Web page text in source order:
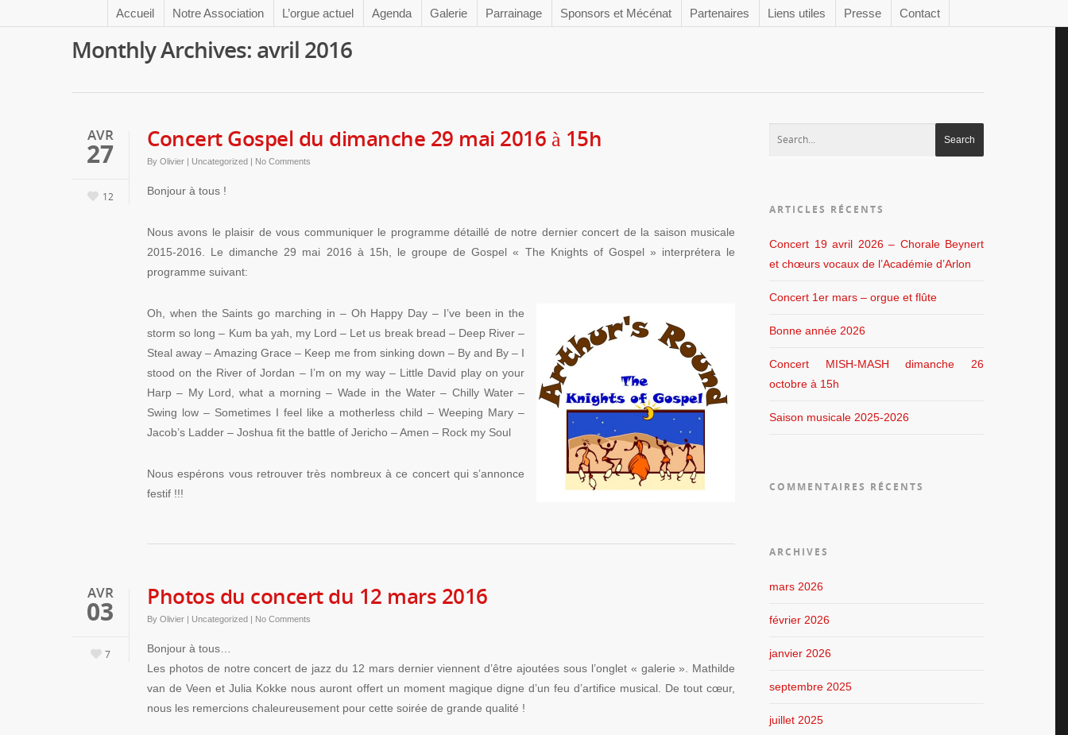
Accueil Notre Association L’orgue actuel Agenda Galerie Parrainage Sponsors et Mécénat Partenaires Liens utiles Presse Contact
Monthly Archives: avril 2016
AVR
27
12
Concert Gospel du dimanche 29 mai 2016 à 15h
By Olivier | Uncategorized | No Comments
Bonjour à tous !
Nous avons le plaisir de vous communiquer le programme détaillé de notre dernier concert de la saison musicale
2015-2016. Le dimanche 29 mai 2016 à 15h, le groupe de Gospel « The Knights of Gospel » interprétera le
programme suivant:
Oh, when the Saints go marching in – Oh Happy Day – I’ve been in the
storm so long – Kum ba yah, my Lord – Let us break bread – Deep River –
Steal away – Amazing Grace – Keep me from sinking down – By and By – I
stood on the River of Jordan – I’m on my way – Little David play on your
Harp – My Lord, what a morning – Wade in the Water – Chilly Water –
Swing low – Sometimes I feel like a motherless child – Weeping Mary –
Jacob’s Ladder – Joshua fit the battle of Jericho – Amen – Rock my Soul
Nous espérons vous retrouver très nombreux à ce concert qui s’annonce
festif !!!
AVR
03
7
Photos du concert du 12 mars 2016
By Olivier | Uncategorized | No Comments
Bonjour à tous…
Les photos de notre concert de jazz du 12 mars dernier viennent d’être ajoutées sous l’onglet « galerie ». Mathilde
van de Veen et Julia Kokke nous auront offert un moment magique digne d’un feu d’artifice musical. De tout cœur,
nous les remercions chaleureusement pour cette soirée de grande qualité !
ARTICLES RÉCENTS
Concert 19 avril 2026 – Chorale Beynert
et chœurs vocaux de l’Académie d’Arlon
Concert 1er mars – orgue et flûte
Bonne année 2026
Concert MISH-MASH dimanche 26
octobre à 15h
Saison musicale 2025-2026
COMMENTAIRES RÉCENTS
ARCHIVES
mars 2026
février 2026
janvier 2026
septembre 2025
juillet 2025